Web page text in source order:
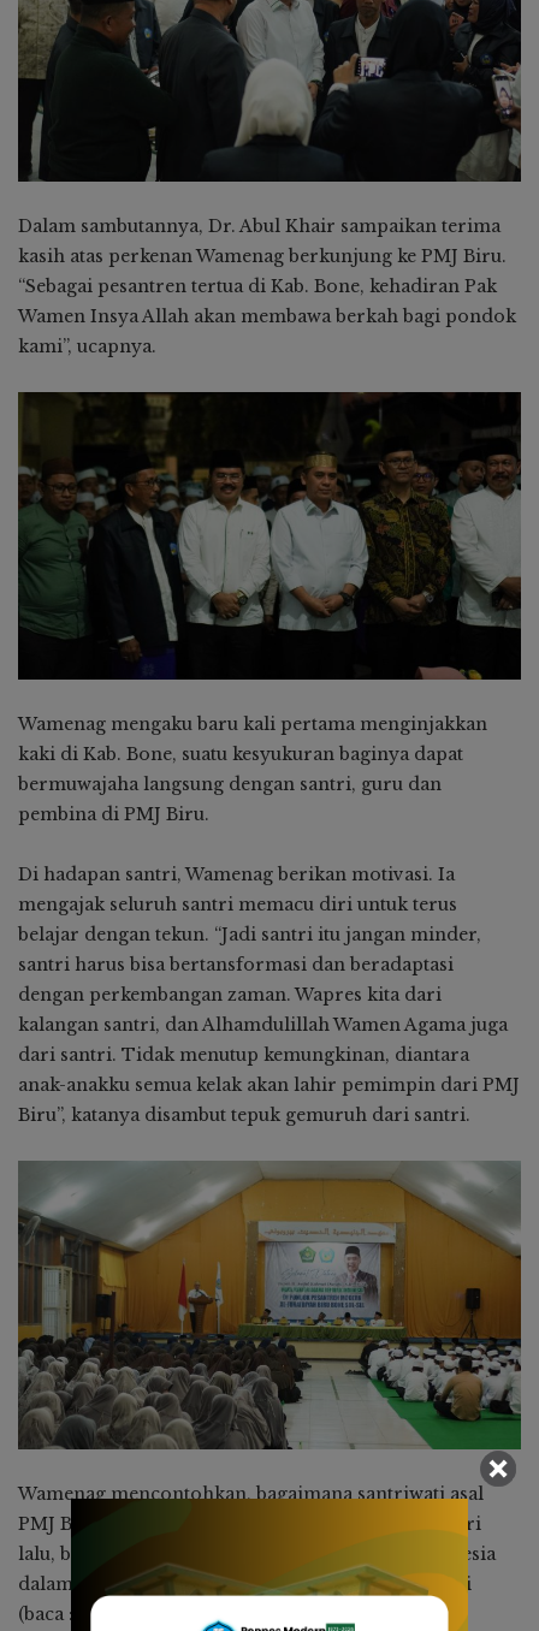
Dalam sambutannya, Dr. Abul Khair sampaikan terima
kasih atas perkenan Wamenag berkunjung ke PMJ Biru.
“Sebagai pesantren tertua di Kab. Bone, kehadiran Pak
Wamen Insya Allah akan membawa berkah bagi pondok
kami”, ucapnya.
Wamenag mengaku baru kali pertama menginjakkan
kaki di Kab. Bone, suatu kesyukuran baginya dapat
bermuwajaha langsung dengan santri, guru dan
pembina di PMJ Biru.
Di hadapan santri, Wamenag berikan motivasi. Ia
mengajak seluruh santri memacu diri untuk terus
belajar dengan tekun. “Jadi santri itu jangan minder,
santri harus bisa bertansformasi dan beradaptasi
dengan perkembangan zaman. Wapres kita dari
kalangan santri, dan Alhamdulillah Wamen Agama juga
dari santri. Tidak menutup kemungkinan, diantara
anak-anakku semua kelak akan lahir pemimpin dari PMJ
Biru”, katanya disambut tepuk gemuruh dari santri.
Wamenag mencontohkan, bagaimana santriwati asal
PMJ Biru, Muslihah Jamaluddin, yang beberapa hari
lalu, berhasil mengharumkan nama Bangsa Indonesia
dalam kancah internasional melalui MHQ di Dubai
(baca :
Mushlihah Jamaluddin Juara III MHQ